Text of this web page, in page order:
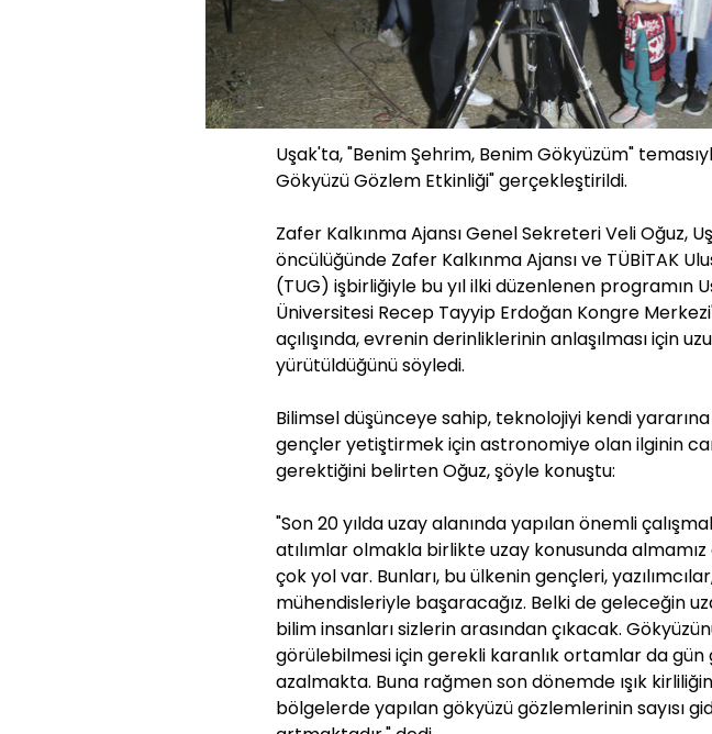
Uşak'ta, "Benim Şehrim, Benim Gökyüzüm"
Gökyüzü Gözlem Etkinliği" gerçekleştirildi.
Zafer Kalkınma Ajansı Genel Sekreteri Veli Oğuz,
öncülüğünde Zafer Kalkınma Ajansı ve TÜBİTAK
(TUG) işbirliğiyle bu yıl ilki düzenlenen programın
Üniversitesi Recep Tayyip Erdoğan Kongre
açılışında, evrenin derinliklerinin anlaşılması için
yürütüldüğünü söyledi.
Bilimsel düşünceye sahip, teknolojiyi kendi
gençler yetiştirmek için astronomiye olan ilginin
gerektiğini belirten Oğuz, şöyle konuştu:
"Son 20 yılda uzay alanında yapılan önemli
atılımlar olmakla birlikte uzay konusunda
çok yol var. Bunları, bu ülkenin gençleri,
mühendisleriyle başaracağız. Belki de geleceğin
bilim insanları sizlerin arasından çıkacak.
görülebilmesi için gerekli karanlık ortamlar da gün
azalmakta. Buna rağmen son dönemde ışık
bölgelerde yapılan gökyüzü gözlemlerinin sayısı